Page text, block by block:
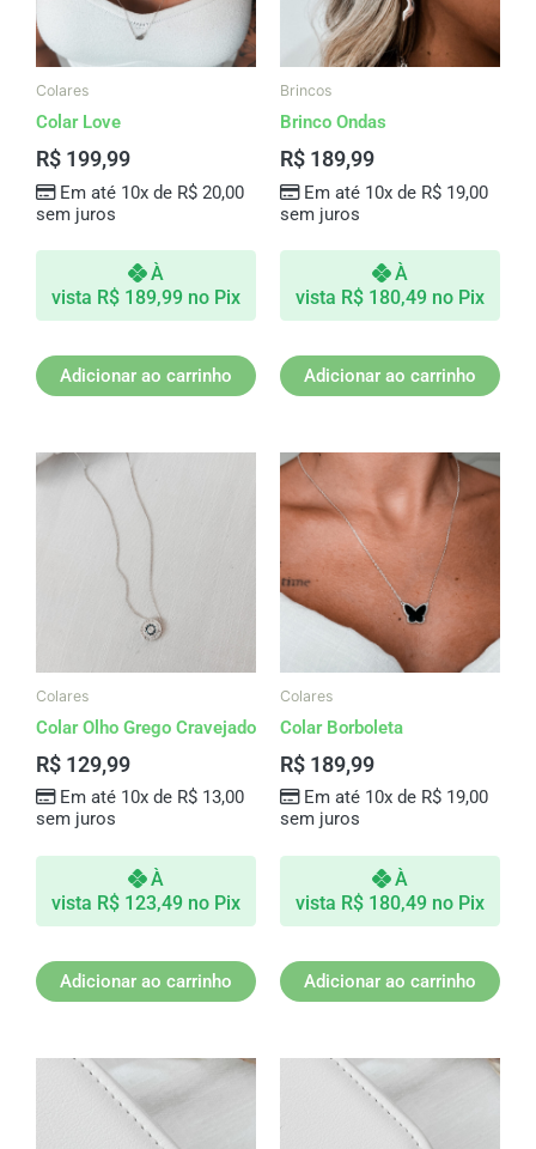
Colares
Colar Love
R$ 199,99
Em até 10x de R$20,00
sem juros
À
vista R$ 189,99 no Pix
Adicionar ao carrinho
Brincos
Brinco Ondas
R$ 189,99
Em até 10x de R$19,00
sem juros
À
vista R$ 180,49 no Pix
Adicionar ao carrinho
Colares
Colar Olho Grego Cravejado
R$ 129,99
Em até 10x de R$13,00
sem juros
À
vista R$ 123,49 no Pix
Adicionar ao carrinho
Colares
Colar Borboleta
R$ 189,99
Em até 10x de R$19,00
sem juros
À
vista R$ 180,49 no Pix
Adicionar ao carrinho